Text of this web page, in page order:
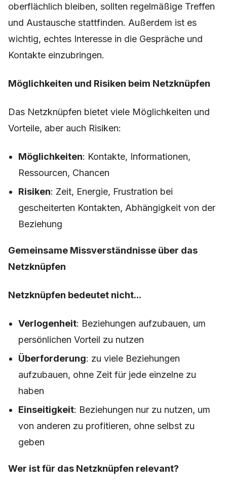
oberflächlich bleiben, sollten regelmäßige Treffen
und Austausche stattfinden. Außerdem ist es
wichtig, echtes Interesse in die Gespräche und
Kontakte einzubringen.
Möglichkeiten und Risiken beim Netzknüpfen
Das Netzknüpfen bietet viele Möglichkeiten und
Vorteile, aber auch Risiken:
Möglichkeiten: Kontakte, Informationen,
Ressourcen, Chancen
Risiken: Zeit, Energie, Frustration bei
gescheiterten Kontakten, Abhängigkeit von der
Beziehung
Gemeinsame Missverständnisse über das
Netzknüpfen
Netzknüpfen bedeutet nicht...
Verlogenheit: Beziehungen aufzubauen, um
persönlichen Vorteil zu nutzen
Überforderung: zu viele Beziehungen
aufzubauen, ohne Zeit für jede einzelne zu
haben
Einseitigkeit: Beziehungen nur zu nutzen, um
von anderen zu profitieren, ohne selbst zu
geben
Wer ist für das Netzknüpfen relevant?